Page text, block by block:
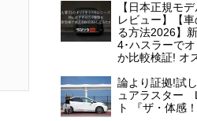
【日本正規モ
レビュー】【
る方法2026】
4･ハスラーで
か比較検証! オ
論より証拠!試
ュアラスター
ト 『ザ・体感